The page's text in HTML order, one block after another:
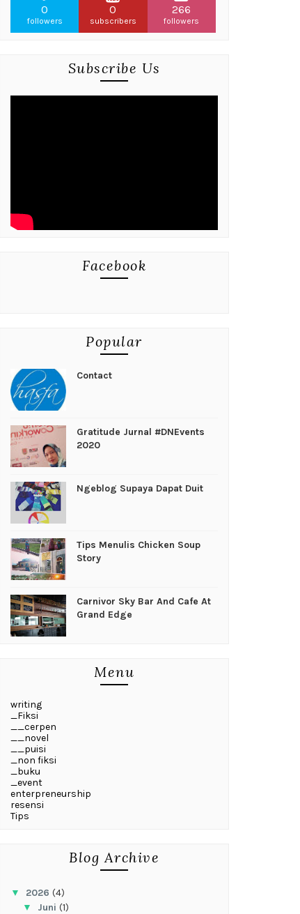
0
followers
0
subscribers
266
followers
Subscribe Us
Facebook
Popular
Contact
Gratitude Jurnal #DNEvents
2020
Ngeblog Supaya Dapat Duit
Tips Menulis Chicken Soup
Story
Carnivor Sky Bar And Cafe At
Grand Edge
Menu
writing
_Fiksi
__cerpen
__novel
__puisi
_non fiksi
_buku
_event
enterpreneurship
resensi
Tips
Blog Archive
▼ 2026 (4)
▼ Juni (1)